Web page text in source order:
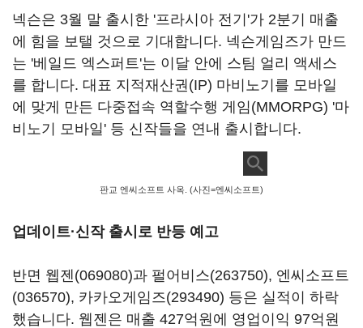
넥슨은 3월 말 출시한 '프라시아 전기'가 2분기 매출
에 힘을 보탤 것으로 기대합니다. 넥슨게임즈가 만드
는 '베일드 엑스퍼트'는 이달 안에 스팀 얼리 액세스
를 합니다. 대표 지적재산권(IP) 마비노기를 모바일
에 맞게 만든 다중접속 역할수행 게임(MMORPG) '마
비노기 모바일' 등 신작들을 연내 출시합니다.
판교 엔씨소프트 사옥. (사진=엔씨소프트)
업데이트·신작 출시로 반등 예고
반면 웹젠(069080)과 펄어비스(263750), 엔씨소프트
(036570), 카카오게임즈(293490) 등은 실적이 하락
했습니다. 웹젠은 매출 427억원에 영업이익 97억원